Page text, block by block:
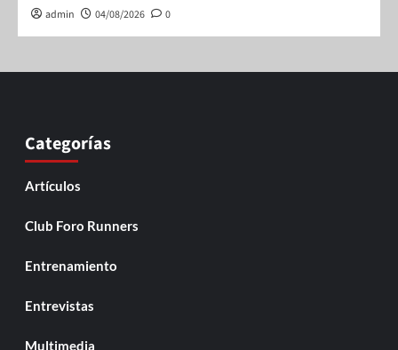
admin 04/08/2026 0
Categorías
Artículos
Club Foro Runners
Entrenamiento
Entrevistas
Multimedia